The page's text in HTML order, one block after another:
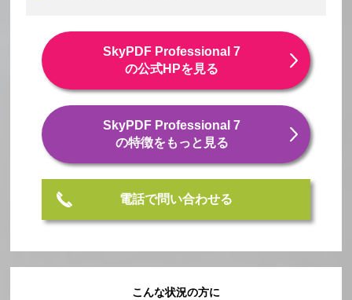
SkyPDF Professional 7
の公式HPを見る
SkyPDF Professional 7
の特徴をもっと見る
電話で問い合わせる
こんな状況の方に